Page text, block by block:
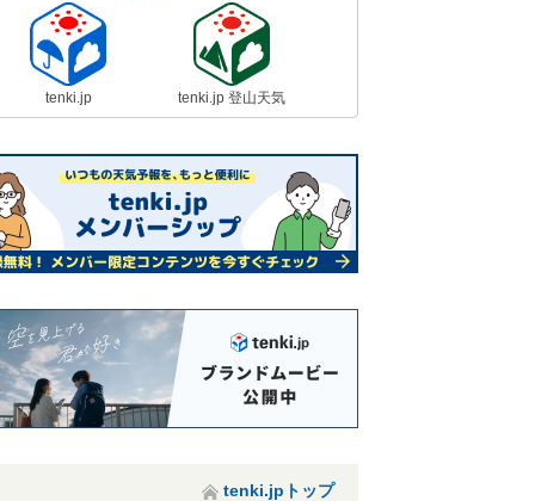
tenki.jp tenki.jp 登山天気
tenki.jpトップ